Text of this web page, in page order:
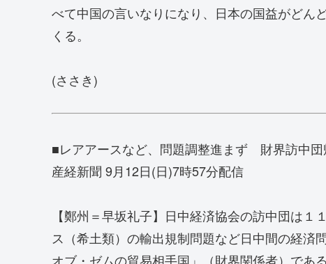
べて中国の言いなりになり、日本の国益がどん
くる。
(ささき)
■レアアースなど、問題調整進まず 財界訪中団
産経新聞 9月12日(日)7時57分配信
【鄭州＝早坂礼子】日中経済協会の訪中団は
ス（希土類）の輸出規制問題など日中間の経済
オブ・ゼムの貿易相手国」（財界関係者）であ